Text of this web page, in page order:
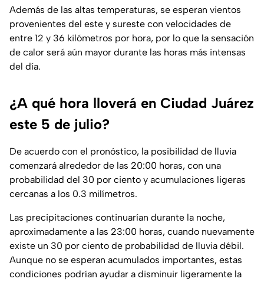
Además de las altas temperaturas, se esperan vientos
provenientes del este y sureste con velocidades de
entre 12 y 36 kilómetros por hora, por lo que la sensación
de calor será aún mayor durante las horas más intensas
del día.
¿A qué hora lloverá en Ciudad Juárez
este 5 de julio?
De acuerdo con el pronóstico, la posibilidad de lluvia
comenzará alrededor de las 20:00 horas, con una
probabilidad del 30 por ciento y acumulaciones ligeras
cercanas a los 0.3 milímetros.
Las precipitaciones continuarían durante la noche,
aproximadamente a las 23:00 horas, cuando nuevamente
existe un 30 por ciento de probabilidad de lluvia débil.
Aunque no se esperan acumulados importantes, estas
condiciones podrían ayudar a disminuir ligeramente la